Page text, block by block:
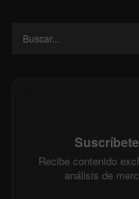
Recibe contenido
análisis de